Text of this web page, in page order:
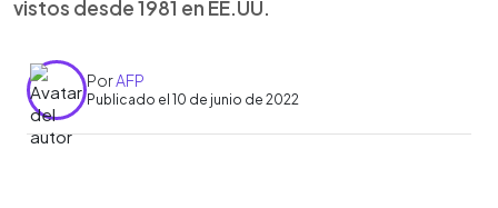
vistos desde 1981 en EE.UU.
PorAFP
Publicado el 10 de junio de 2022